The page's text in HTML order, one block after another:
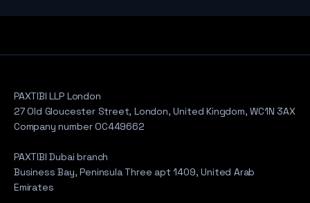
PAXTIBI LLP London
27 Old Gloucester Street, London, United Kingdom, WC1N 3AX
Company number OC449662
PAXTIBI Dubai branch
Business Bay, Peninsula Three apt 1409, United Arab
Emirates